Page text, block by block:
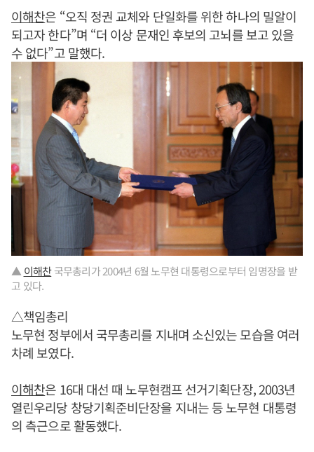
이해찬은 “오직 정권 교체와 단일화를 위한 하나의 밀알이
되고자 한다”며 “더 이상 문재인 후보의 고뇌를 보고 있을
수 없다”고 말했다.
▲이해찬국무총리가 2004년 6월 노무현 대통령으로부터 임명장을 받
고 있다.
△책임총리
노무현 정부에서 국무총리를 지내며 소신있는 모습을 여러
차례 보였다.
이해찬은 16대 대선 때 노무현캠프 선거기획단장, 2003년
열린우리당 창당기획준비단장을 지내는 등 노무현 대통령
의 측근으로 활동했다.